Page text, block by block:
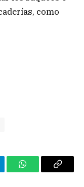
como
WhatsAppCopy